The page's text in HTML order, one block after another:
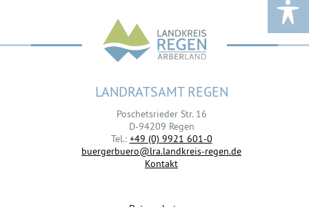
LANDRATSAMT REGEN
Poschetsrieder Str. 16
D-94209 Regen
Tel.: +49 (0) 9921 601-0
buergerbuero@lra.landkreis-regen.de
Kontakt